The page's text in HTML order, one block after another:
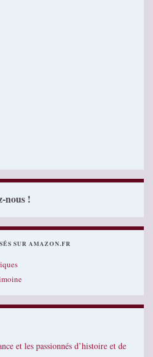
nous !
SUR AMAZON.FR
et les passionnés d’histoire et de